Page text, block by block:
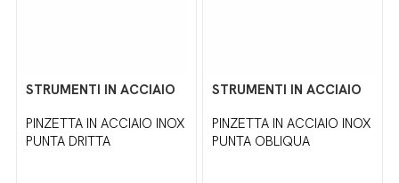
STRUMENTI IN ACCIAIO
PINZETTA IN ACCIAIO INOX
PUNTA DRITTA
STRUMENTI IN ACCIAIO
PINZETTA IN ACCIAIO INOX
PUNTA OBLIQUA